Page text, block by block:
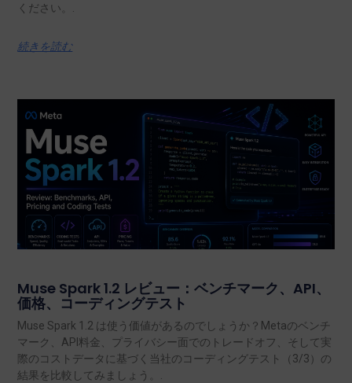
ください。.
続きを読む
Muse Spark 1.2 レビュー：ベンチマーク、API、
価格、コーディングテスト
Muse Spark 1.2 は使う価値があるのでしょうか？Metaのベンチ
マーク、API料金、プライバシー面でのトレードオフ、そして実
際のコストデータに基づく当社のコーディングテスト（3/3）の
結果を比較してみましょう。.